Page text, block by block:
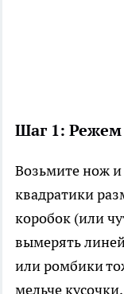
Шаг 1:
Возьмите нож
квадратики
коробок (или
вымерять
или ромбики
мельче